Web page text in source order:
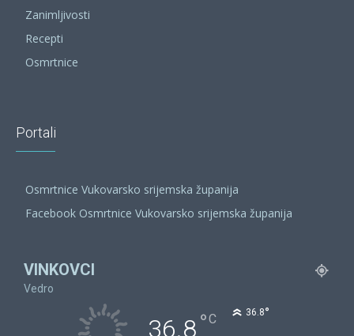
Zanimljivosti
Recepti
Osmrtnice
Portali
Osmrtnice Vukovarsko srijemska županija
Facebook Osmrtnice Vukovarsko srijemska županija
VINKOVCI
Vedro
36.8°C 36.8°